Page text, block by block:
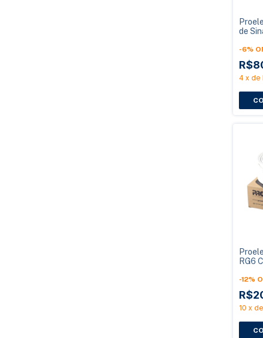
de
UHF
-6%
4 x de
RG6
-12%
10 x de